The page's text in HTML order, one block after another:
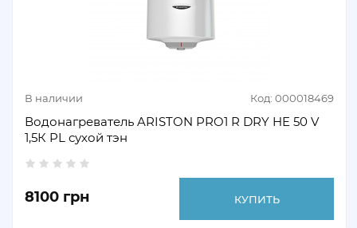
В наличии Код: 000018469
Водонагреватель ARISTON PRO1 R DRY HE 50 V
1,5К PL сухой тэн
8100 грн КУПИТЬ